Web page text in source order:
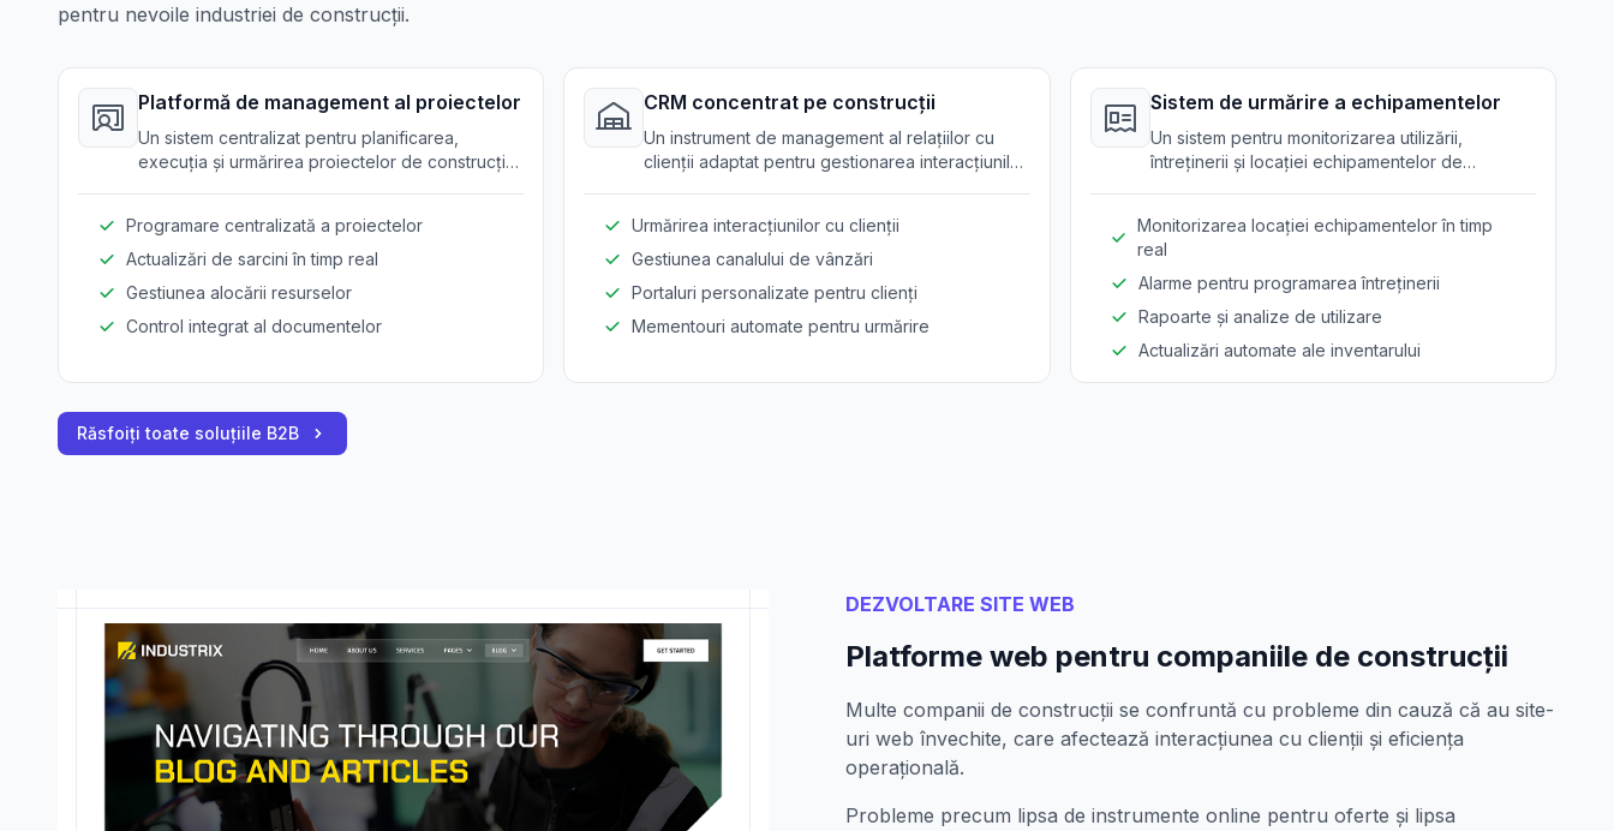
pentru nevoile industriei de construcții.
Platformă de management al proiectelor
Un sistem centralizat pentru planificarea,
execuția și urmărirea proiectelor de construcție
Programare centralizată a proiectelor
Actualizări de sarcini în timp real
Gestiunea alocării resurselor
Control integrat al documentelor
CRM concentrat pe construcții
Un instrument de management al relațiilor cu
clienții adaptat pentru gestionarea interacțiunilor
Urmărirea interacțiunilor cu clienții
Gestiunea canalului de vânzări
Portaluri personalizate pentru clienți
Mementouri automate pentru urmărire
Sistem de urmărire a echipamentelor
Un sistem pentru monitorizarea utilizării,
întreținerii și locației echipamentelor de
Monitorizarea locației echipamentelor în timp
real
Alarme pentru programarea întreținerii
Rapoarte și analize de utilizare
Actualizări automate ale inventarului
Răsfoiți toate soluțiile B2B
DEZVOLTARE SITE WEB
Platforme web pentru companiile de construcții
Multe companii de construcții se confruntă cu probleme din cauză că au site-
uri web învechite, care afectează interacțiunea cu clienții și eficiența
operațională.
Probleme precum lipsa de instrumente online pentru oferte și lipsa